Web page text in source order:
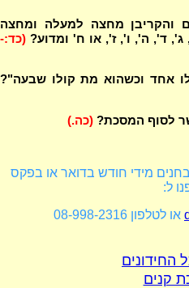
והקריבן מחצה למעלה ומחצה
ד', ה', ו', ז', או ח' ומדוע? (כד:-
אחד וכשהוא מת קולו שבעה"?
לסוף המסכת? (כה.)
מידי חודש בדואר או בפקס
ל:
או לטלפון 08-998-2316
החידונים
קנים